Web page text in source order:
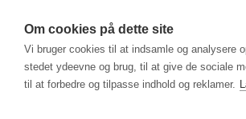
Om cookies på dette site
Vi bruger cookies til at indsamle og analysere
stedet ydeevne og brug, til at give de sociale
til at forbedre og tilpasse indhold og reklamer.